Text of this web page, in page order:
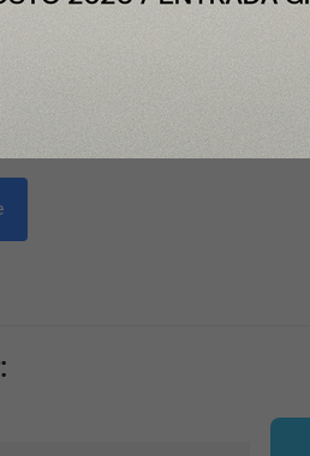
tus amigos de
artículo: